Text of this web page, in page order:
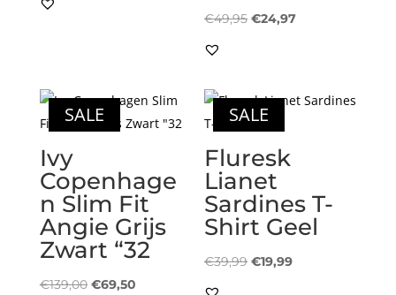
€49,95 Oorspronkelijke
€24,97Huidige
SALE
Ivy
Copenhage
n Slim Fit
Angie Grijs
Zwart “32
€139,00 Oorspronkelijke
€69,50Huidige
SALE
Fluresk
Lianet
Sardines T-
Shirt Geel
€39,99 Oorspronkelijke
€19,99Huidige